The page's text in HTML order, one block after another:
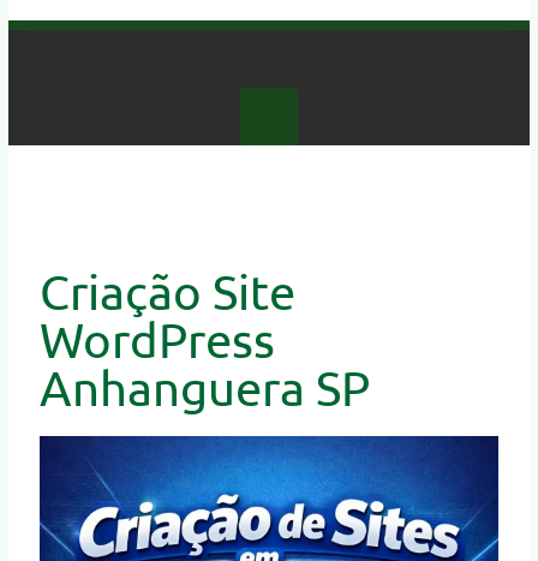
Criação Site
WordPress
Anhanguera SP